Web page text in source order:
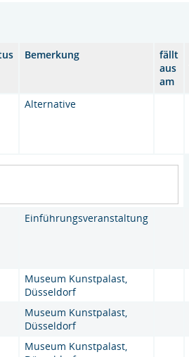
Bemerkung
fällt
aus
am
Alternative
Einführungsveranstaltung
Museum Kunstpalast,
Düsseldorf
Museum Kunstpalast,
Düsseldorf
Museum Kunstpalast,